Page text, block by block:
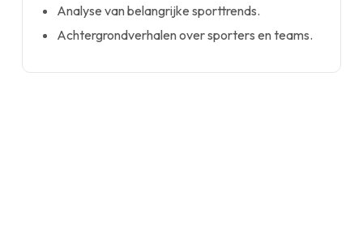
Analyse van belangrijke sporttrends.
Achtergrondverhalen over sporters en teams.